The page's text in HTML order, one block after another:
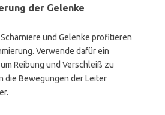
der Gelenke
und Gelenke profitieren
Verwende dafür ein
Reibung und Verschleiß zu
die Bewegungen der Leiter